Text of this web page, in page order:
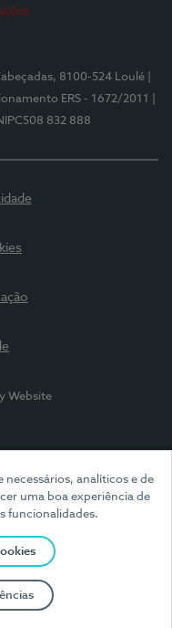
analíticos e de
uma boa experiência de
funcionalidades.
8100-524 Loulé
ERS - 1672/2011
832 888
Website